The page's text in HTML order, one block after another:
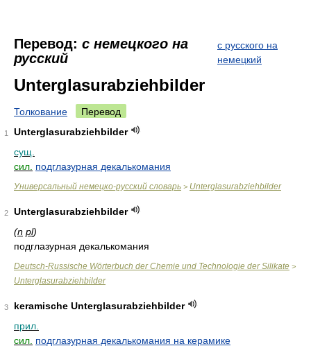
Перевод: с немецкого на
русский
с русского на
немецкий
Unterglasurabziehbilder
Толкование Перевод
1
Unterglasurabziehbilder
сущ.
сил. подглазурная декалькомания
Универсальный немецко-русский словарь > Unterglasurabziehbilder
2
Unterglasurabziehbilder
(n pl)
подглазурная декалькомания
Deutsch-Russische Wörterbuch der Chemie und Technologie der Silikate >
Unterglasurabziehbilder
3
keramische Unterglasurabziehbilder
прил.
сил. подглазурная декалькомания на керамике